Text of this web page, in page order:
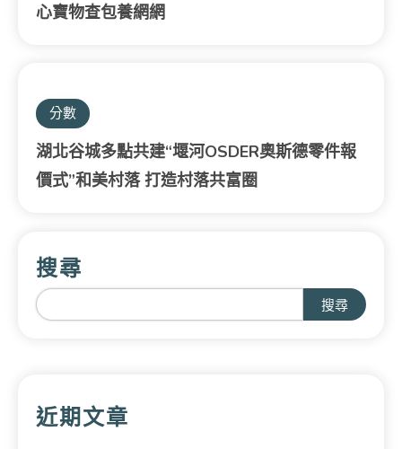
心寶物查包養網網
分數
湖北谷城多點共建“堰河OSDER奧斯德零件報
價式”和美村落 打造村落共富圈
搜尋
搜尋
近期文章